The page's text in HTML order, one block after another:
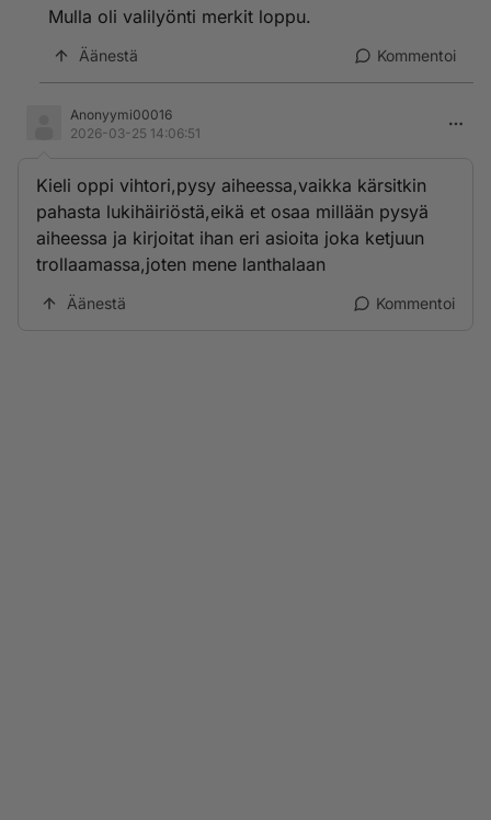
Mulla oli valilyönti merkit loppu.
Äänestä Kommentoi
Anonyymi00016
2026-03-25 14:06:51
Kieli oppi vihtori,pysy aiheessa,vaikka kärsitkin
pahasta lukihäiriöstä,eikä et osaa millään pysyä
aiheessa ja kirjoitat ihan eri asioita joka ketjuun
trollaamassa,joten mene lanthalaan
Äänestä Kommentoi